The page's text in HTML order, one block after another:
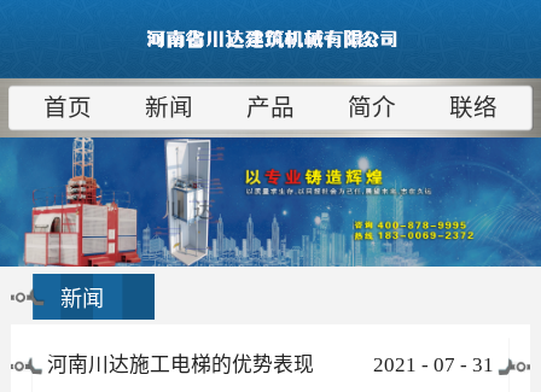
首页 新闻 产品 简介 联络
新闻
河南川达施工电梯的优势表现 2021 - 07 - 31